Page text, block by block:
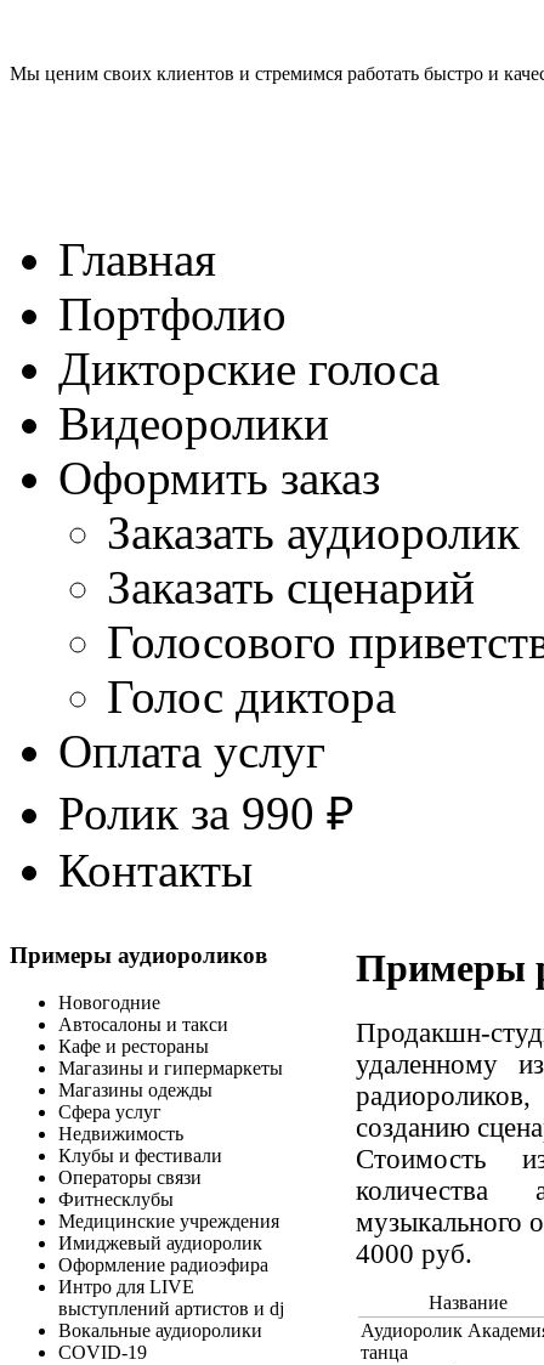
Мы ценим своих клиентов и стремимся работать быстро и
Главная
Портфолио
Дикторские голоса
Видеоролики
Оформить заказ
Заказать аудиоролик
Заказать сценарий
Голосового
Голос диктора
Оплата услуг
Ролик за 990 ₽
Контакты
Примеры
Продакшн-
удаленному
созданию
Стоимость
музыкального
4000 руб.
Название
Аудиоролик
танца
Примеры аудиороликов
Новогодние
Автосалоны и такси
Кафе и рестораны
Магазины и гипермаркеты
Магазины одежды
Сфера услуг
Недвижимость
Клубы и фестивали
Операторы связи
Фитнесклубы
Медицинские учреждения
Имиджевый аудиоролик
Оформление радиоэфира
Интро для LIVE
выступлений артистов и dj
Вокальные аудиоролики
COVID-19